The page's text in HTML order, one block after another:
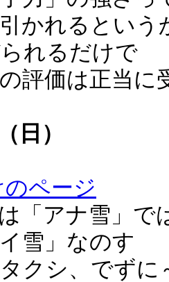
かれるという
れるだけで
評価は正当
日）
のページ
「アナ雪」で
雪」なのす
クシ、でずに